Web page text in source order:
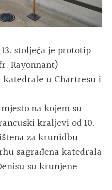
stoljeća je prototip
Rayonnant)
u Chartresu i
na kojem su
kraljevi od 10.
za krunidbu
sagrađena katedrala
su krunjene